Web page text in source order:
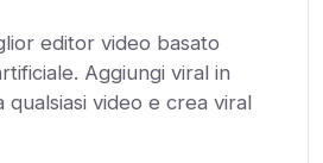
editor video basato
Aggiungi viral in
qualsiasi video e crea viral